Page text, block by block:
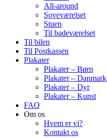
All-around
Soveværelset
Stuen
Til badeværelset
Til bilen
Til Postkassen
Plakater
Plakater – Børn
Plakater – Danmark
Plakater – Dyr
Plakater – Kunst
FAQ
Om os
Hvem er vi?
Kontakt os